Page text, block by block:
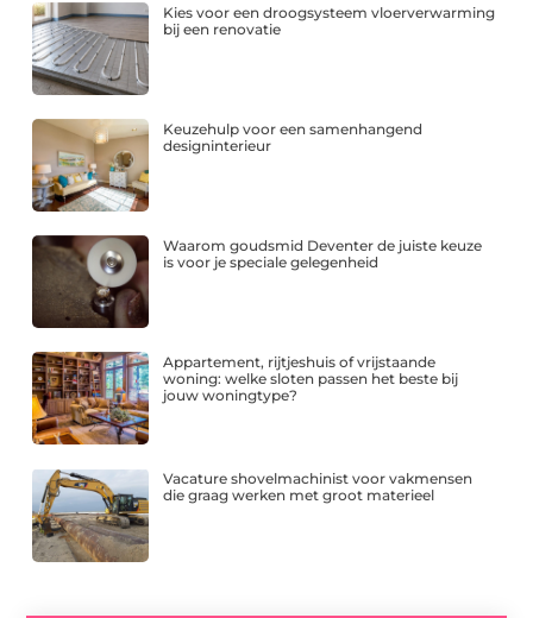
Kies voor een droogsysteem vloerverwarming
bij een renovatie
Keuzehulp voor een samenhangend
designinterieur
Waarom goudsmid Deventer de juiste keuze
is voor je speciale gelegenheid
Appartement, rijtjeshuis of vrijstaande
woning: welke sloten passen het beste bij
jouw woningtype?
Vacature shovelmachinist voor vakmensen
die graag werken met groot materieel